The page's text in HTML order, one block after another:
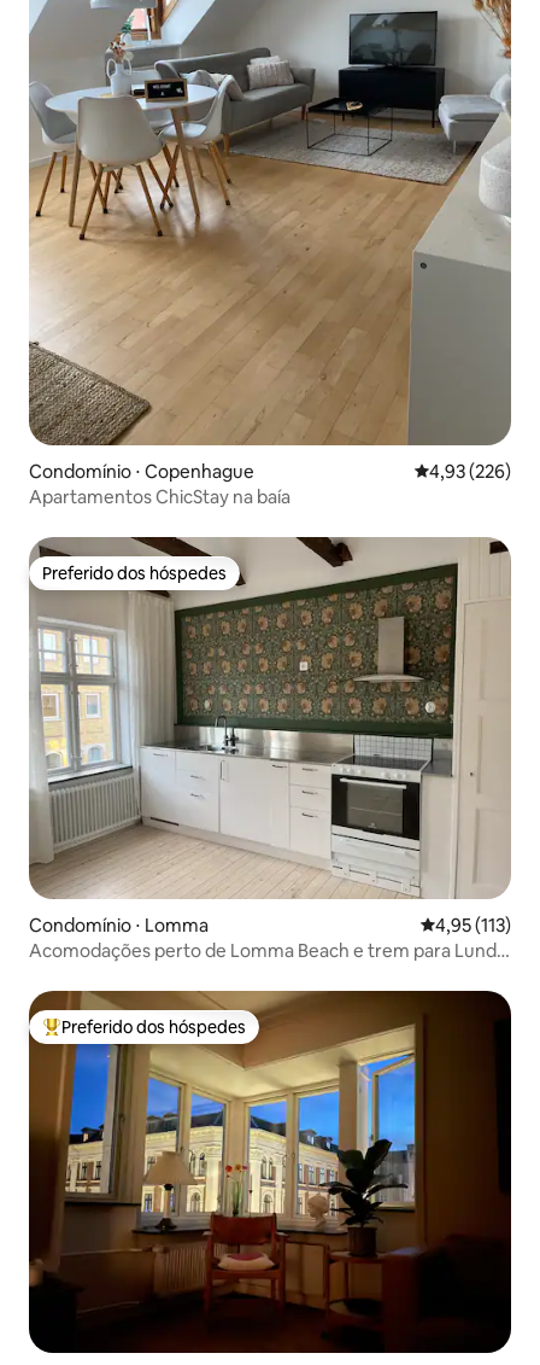
Condomínio ⋅ Copenhague 4,93 de uma
4,93 (226)
Apartamentos ChicStay na baía
Preferido dos hóspedes
Preferido dos hóspedes
Condomínio ⋅ Lomma 4,95 de uma
4,95 (113)
Acomodações perto de Lomma Beach e trem para Lund e
Entre os melhores preferidos dos hóspedes
Preferido dos hóspedes